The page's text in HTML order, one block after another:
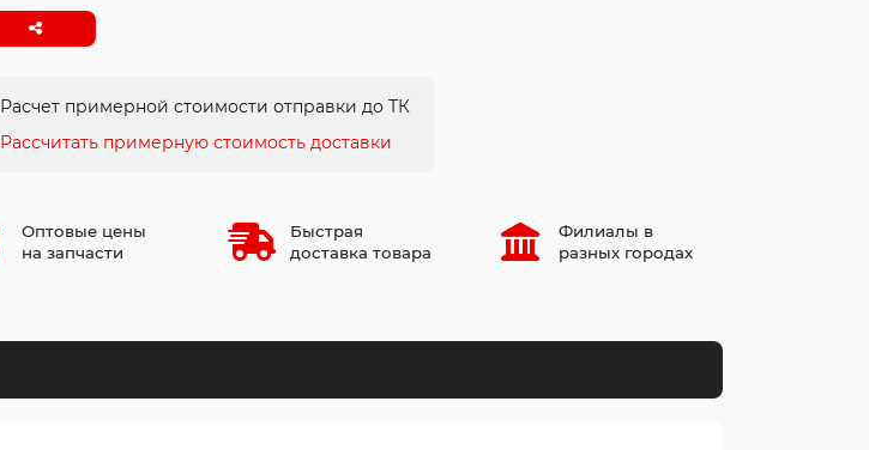
Расчет примерной стоимости отправки до ТК
Рассчитать примерную стоимость доставки
Оптовые цены
на запчасти
Быстрая
доставка товара
Филиалы в
разных городах